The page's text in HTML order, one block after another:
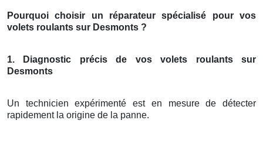
Pourquoi choisir un réparateur spécialisé pour vos
volets roulants sur Desmonts ?
1. Diagnostic précis de vos volets roulants sur
Desmonts
Un technicien expérimenté est en mesure de détecter
rapidement la origine de la panne.